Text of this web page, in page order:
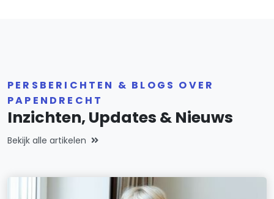
PERSBERICHTEN & BLOGS OVER
PAPENDRECHT
Inzichten, Updates & Nieuws
Bekijk alle artikelen